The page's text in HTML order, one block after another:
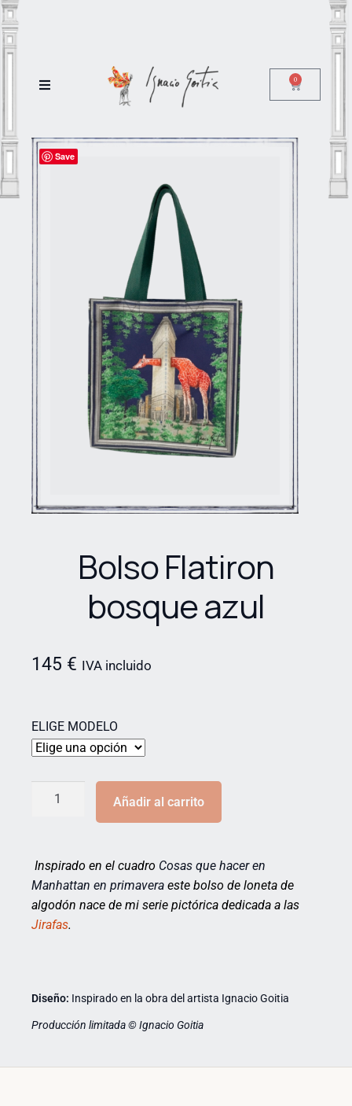
0
Save
Bolso Flatiron
bosque azul
145 € IVA incluido
ELIGE MODELO
Añadir al carrito
Inspirado en el cuadro Cosas que hacer en
Manhattan en primavera este bolso de loneta de
algodón nace de mi serie pictórica dedicada a las
Jirafas.
Diseño: Inspirado en la obra del artista Ignacio Goitia
Producción limitada © Ignacio Goitia